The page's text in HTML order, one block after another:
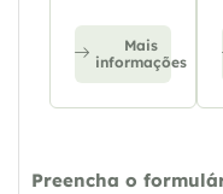
Mais
informações
Preencha o